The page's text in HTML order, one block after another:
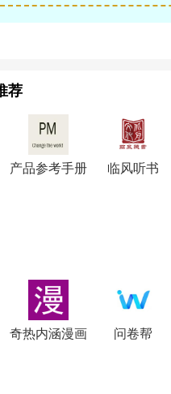
荐
产品参考手册 临风听书
奇热内涵漫画 问卷帮